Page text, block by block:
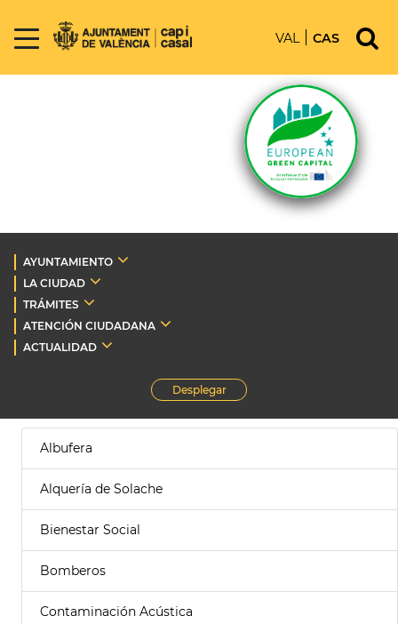
VAL CAS
AYUNTAMIENTO
LA CIUDAD
TRÁMITES
ATENCIÓN CIUDADANA
ACTUALIDAD
Desplegar
Albufera
Alquería de Solache
Bienestar Social
Bomberos
Contaminación Acústica